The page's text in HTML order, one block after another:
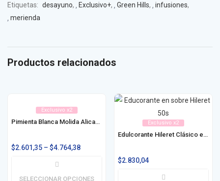
Etiquetas: desayuno, Exclusivo+, Green Hills, infusiones,
merienda
Productos relacionados
Exclusivo x2
Pimienta Blanca Molida Alicante 25g / 50g
$2.601,35 – $4.764,38
SELECCIONAR OPCIONES
Exclusivo x2
Edulcorante Hileret Clásico en Sobre 50u / 100u
$2.830,04